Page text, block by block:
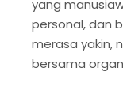
yang
personal, dan
merasa yakin,
bersama